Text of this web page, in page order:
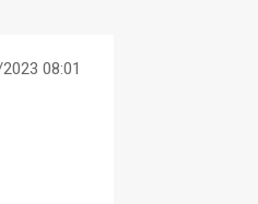
08:01